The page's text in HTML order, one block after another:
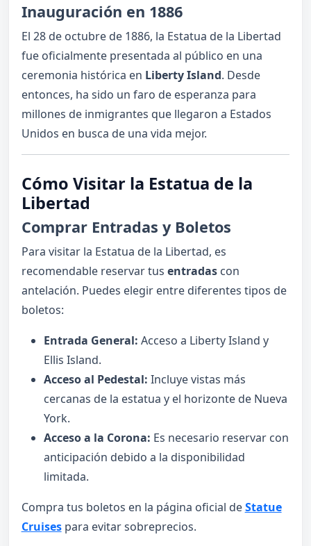
Inauguración en 1886
El 28 de octubre de 1886, la Estatua de la Libertad
fue oficialmente presentada al público en una
ceremonia histórica en Liberty Island. Desde
entonces, ha sido un faro de esperanza para
millones de inmigrantes que llegaron a Estados
Unidos en busca de una vida mejor.
Cómo Visitar la Estatua de la
Libertad
Comprar Entradas y Boletos
Para visitar la Estatua de la Libertad, es
recomendable reservar tus entradascon
antelación. Puedes elegir entre diferentes tipos de
boletos:
Entrada General: Acceso a Liberty Island y
Ellis Island.
Acceso al Pedestal: Incluye vistas más
cercanas de la estatua y el horizonte de Nueva
York.
Acceso a la Corona: Es necesario reservar con
anticipación debido a la disponibilidad
limitada.
Compra tus boletos en la página oficial deStatue
Cruisespara evitar sobreprecios.